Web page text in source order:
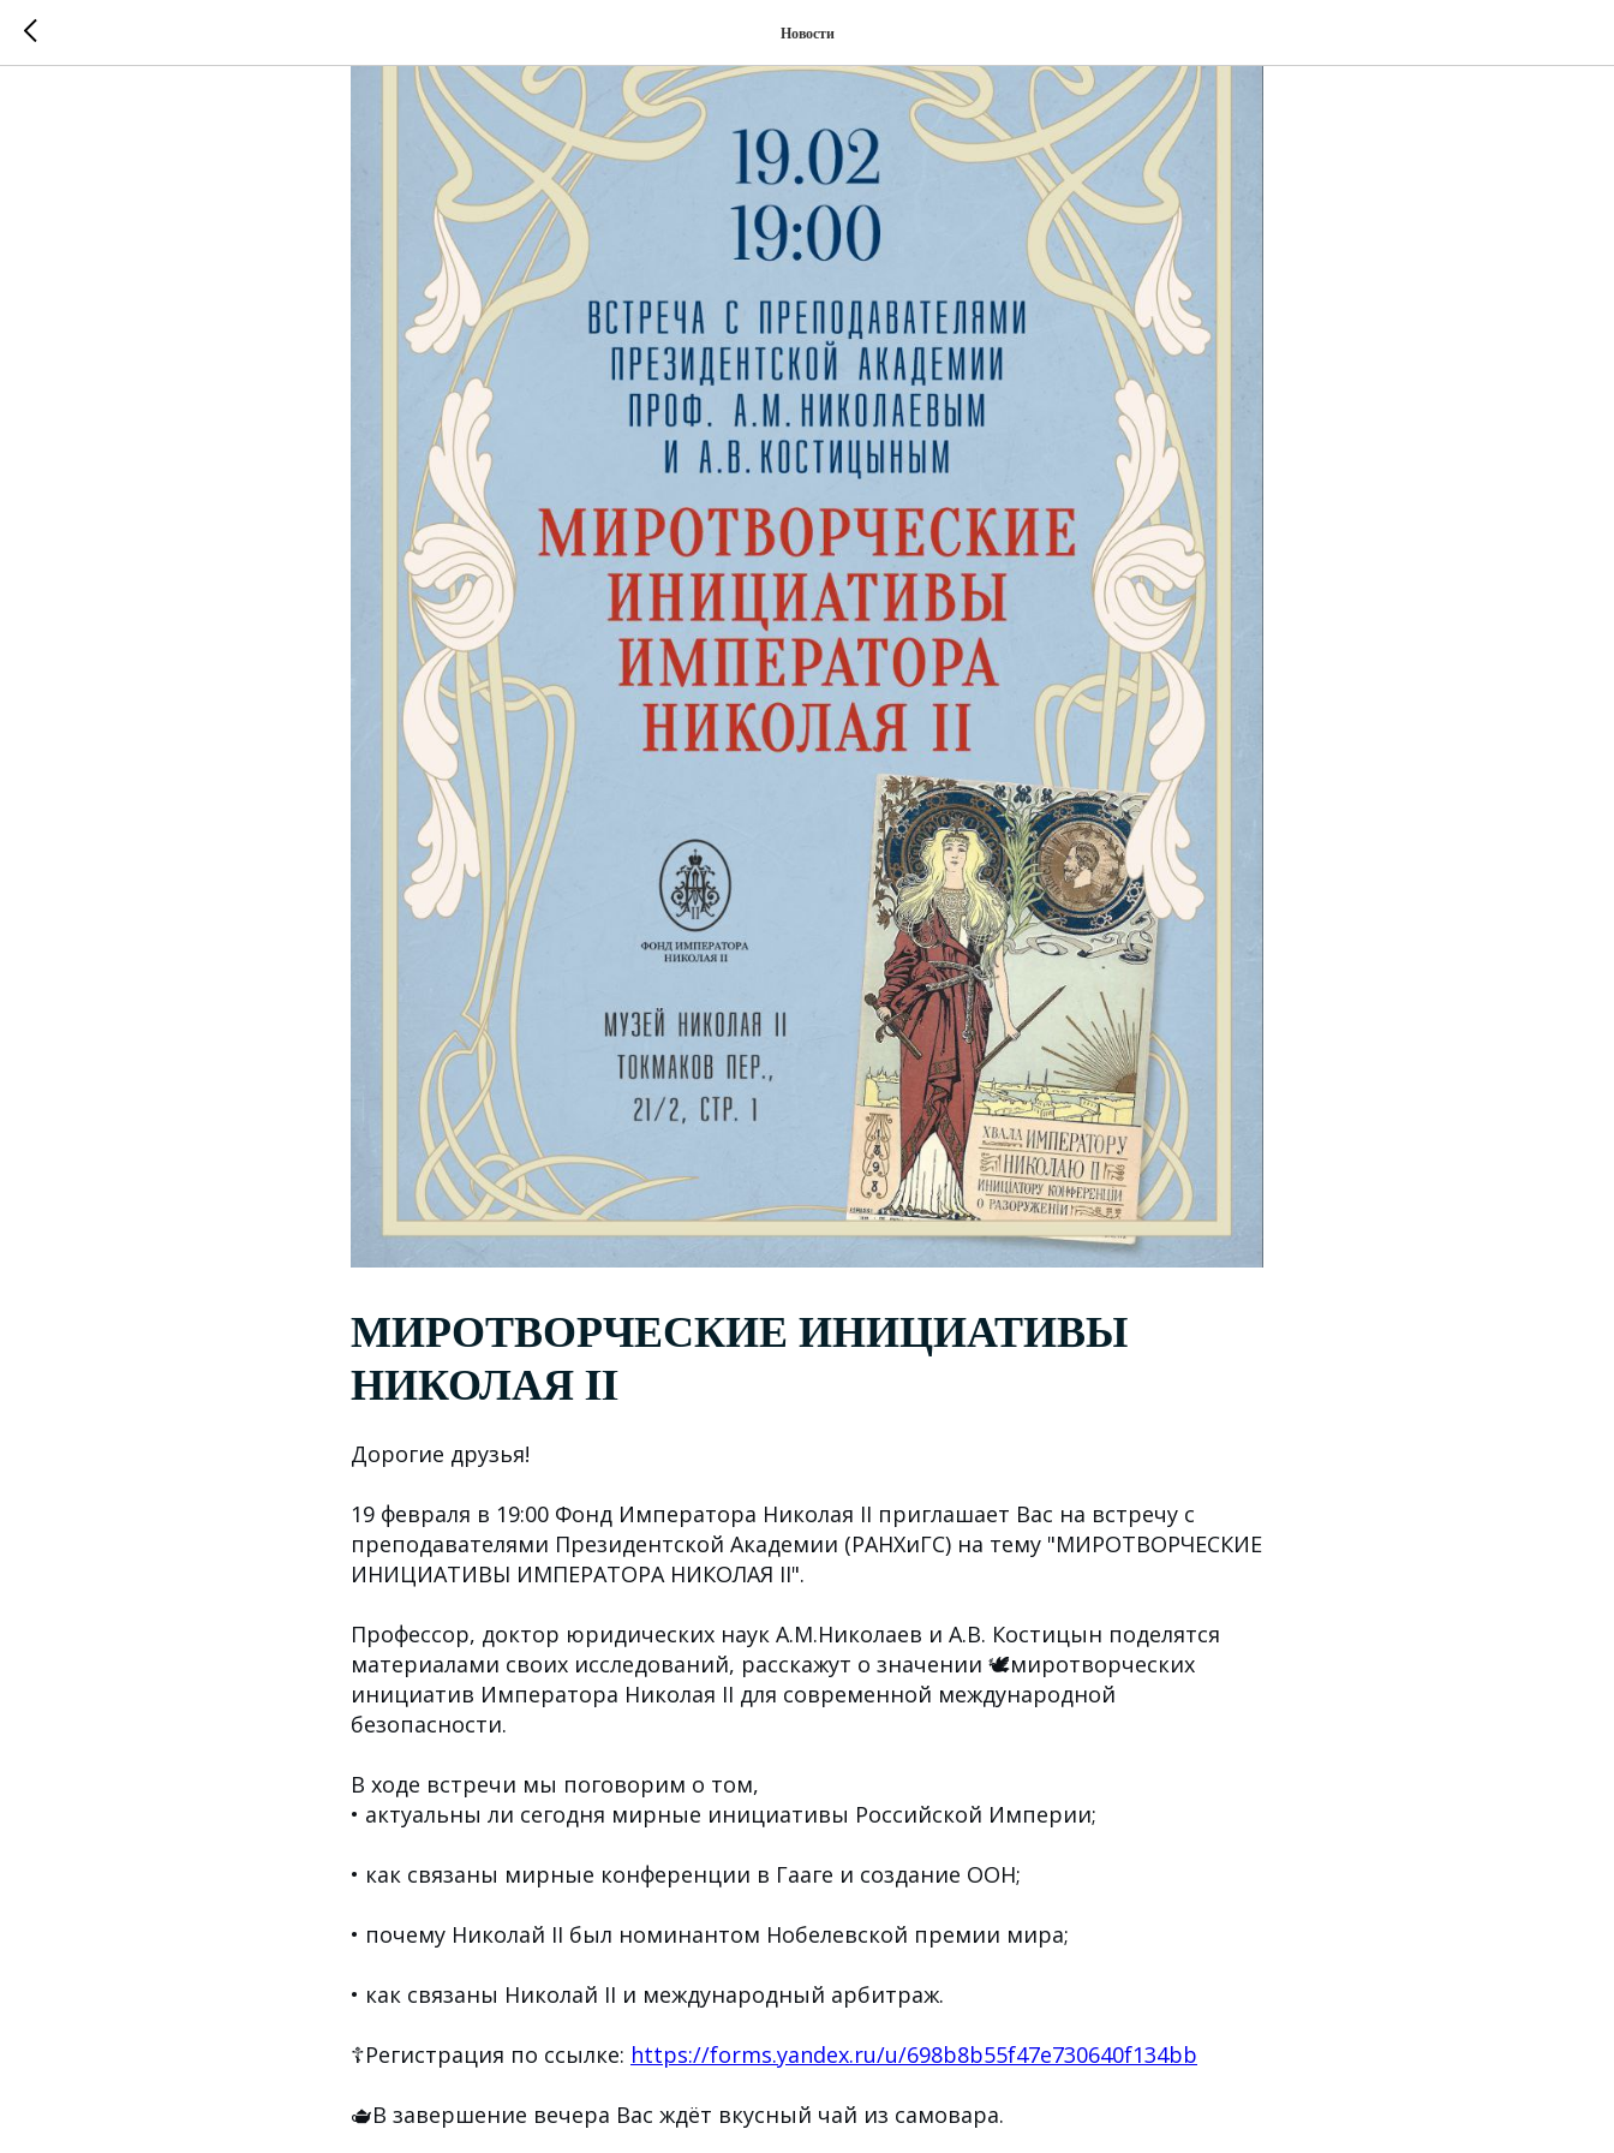
Новости
МИРОТВОРЧЕСКИЕ ИНИЦИАТИВЫ
НИКОЛАЯ II
Дорогие друзья!
19 февраля в 19:00 Фонд Императора Николая II приглашает Вас на встречу с
преподавателями Президентской Академии (РАНХиГС) на тему "МИРОТВОРЧЕСКИЕ
ИНИЦИАТИВЫ ИМПЕРАТОРА НИКОЛАЯ II".
Профессор, доктор юридических наук А.М.Николаев и А.В. Костицын поделятся
материалами своих исследований, расскажут о значении 🕊миротворческих
инициатив Императора Николая II для современной международной
безопасности.
В ходе встречи мы поговорим о том,
• актуальны ли сегодня мирные инициативы Российской Империи;
• как связаны мирные конференции в Гааге и создание ООН;
• почему Николай II был номинантом Нобелевской премии мира;
• как связаны Николай II и международный арбитраж.
☦️Регистрация по ссылке: https://forms.yandex.ru/u/698b8b55f47e730640f134bb
🫖В завершение вечера Вас ждёт вкусный чай из самовара.